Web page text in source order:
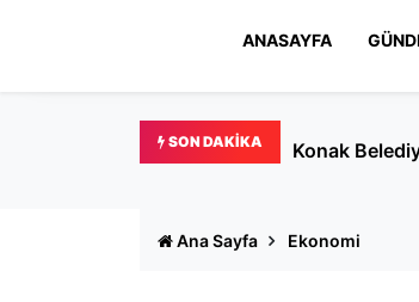
ANASAYFA
SON DAKIKA Güç:
Ana Sayfa Ekonomi